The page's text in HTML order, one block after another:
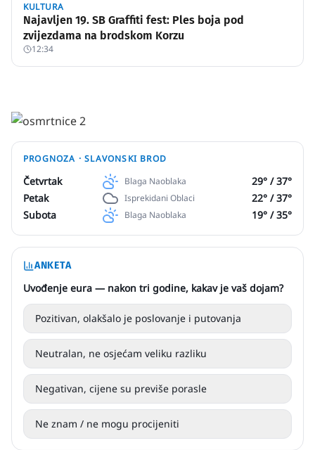
KULTURA
Najavljen 19. SB Graffiti fest: Ples boja pod
zvijezdama na brodskom Korzu
12:34
PROGNOZA ·SLAVONSKI BROD
Četvrtak Blaga Naoblaka 29° /37°
Petak
Isprekidani Oblaci 22° /37°
Subota
Blaga Naoblaka 19° /35°
ANKETA
Uvođenje eura — nakon tri godine, kakav je vaš dojam?
Pozitivan, olakšalo je poslovanje i putovanja
Neutralan, ne osjećam veliku razliku
Negativan, cijene su previše porasle
Ne znam / ne mogu procijeniti